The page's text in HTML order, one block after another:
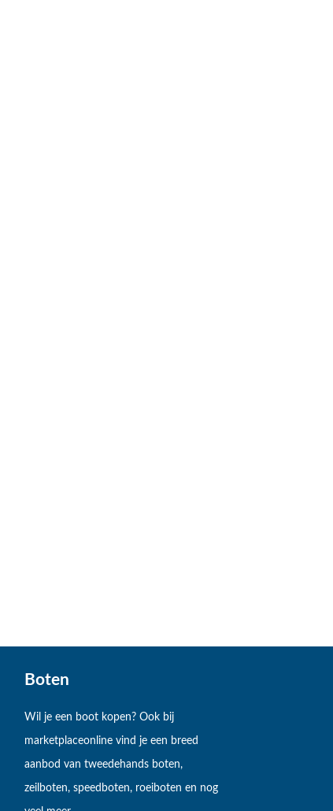
Boten
Wil je een boot kopen? Ook bij
marketplaceonline vind je een breed
aanbod van tweedehands boten,
zeilboten, speedboten, roeiboten en nog